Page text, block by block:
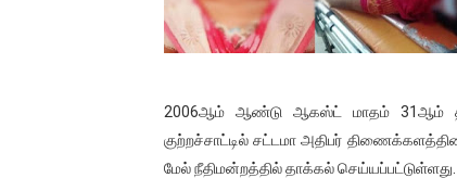
வர்ராரு...வர்ராரு...
கைது செய்யப்பட்ட இளைஞன்
தடுப்பூசியை பெற்றுக்
சிறுமியை பாலியல்
2006ஆம் ஆண்டு ஆகஸ்ட் மாதம் 31ஆம்
குற்றச்சாட்டில் சட்டமா அதிபர்
மேல் நீதிமன்றத்தில் தாக்கல் செய்யப்பட்டுள்ளது.